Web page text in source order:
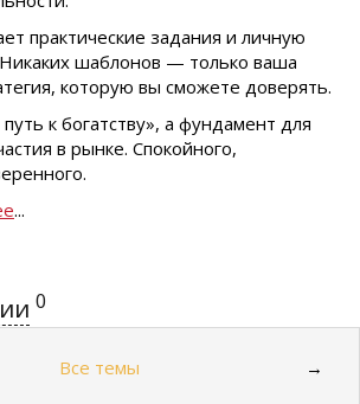
практические задания и личную
шаблонов — только ваша
которую вы сможете доверять.
к богатству», а фундамент для
в рынке. Спокойного,
...
0
Все темы →